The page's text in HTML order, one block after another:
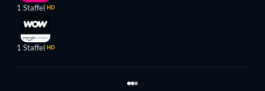
1 Staffel HD
1 Staffel HD